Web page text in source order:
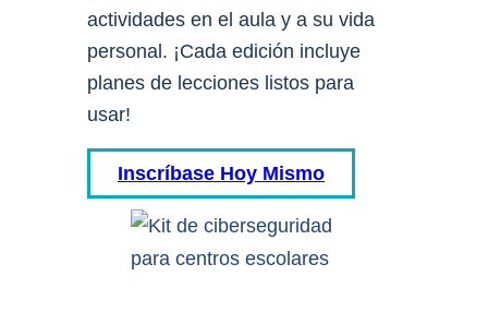
actividades en el aula y a su vida
personal. ¡Cada edición incluye
planes de lecciones listos para
usar!
Inscríbase Hoy Mismo